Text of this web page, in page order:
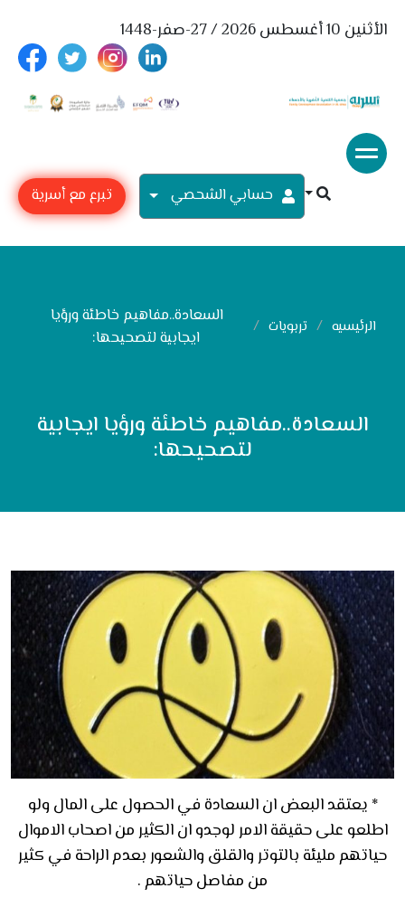
الأثنين 10 أغسطس 2026 / 27-صفر-1448
حسابي الشحصي تبرع مع أسرية
الرئيسيه تربويات
السعادة..مفاهيم خاطئة ورؤيا
ايجابية لتصحيحها:
السعادة..مفاهيم خاطئة ورؤيا ايجابية
لتصحيحها:
* يعتقد البعض ان السعادة في الحصول على المال ولو
اطلعو على حقيقة الامر لوجدو ان الكثير من اصحاب الاموال
حياتهم مليئة بالتوتر والقلق والشعور بعدم الراحة في كثير
من مفاصل حياتهم .